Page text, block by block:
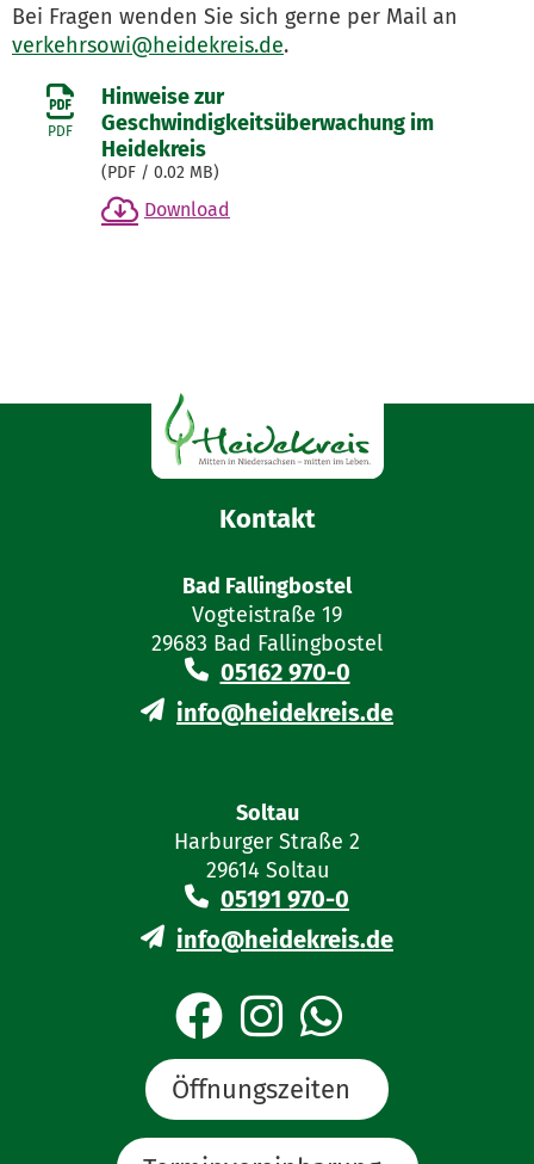
Bei Fragen wenden Sie sich gerne per Mail an
verkehrsowi@heidekreis.de.
PDF
Hinweise zur
Geschwindigkeitsüberwachung im
Heidekreis
(PDF / 0.02 MB)
Download
Kontakt
Bad Fallingbostel
Vogteistraße 19
29683 Bad Fallingbostel
05162 970-0
info@heidekreis.de
Soltau
Harburger Straße 2
29614 Soltau
05191 970-0
info@heidekreis.de
Öffnungszeiten